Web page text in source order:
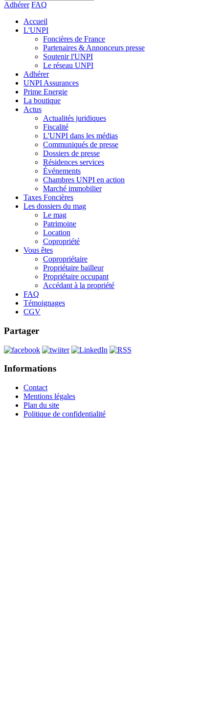
Adhérer FAQ
Accueil
L'UNPI
Foncières de France
Partenaires & Annonceurs presse
Soutenir l'UNPI
Le réseau UNPI
Adhérer
UNPI Assurances
Prime Energie
La boutique
Actus
Actualités juridiques
Fiscalité
L'UNPI dans les médias
Communiqués de presse
Dossiers de presse
Résidences services
Événements
Chambres UNPI en action
Marché immobilier
Taxes Foncières
Les dossiers du mag
Le mag
Patrimoine
Location
Copropriété
Vous êtes
Copropriétaire
Propriétaire bailleur
Propriétaire occupant
Accédant à la propriété
FAQ
Témoignages
CGV
Partager
Informations
Contact
Mentions légales
Plan du site
Politique de confidentialité